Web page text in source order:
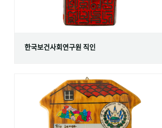
한국보건사회연구원 직인